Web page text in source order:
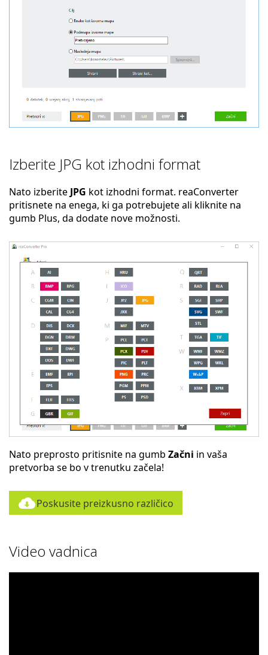
Izberite JPG kot izhodni format
Nato izberite JPG kot izhodni format. reaConverter
pritisnete na enega, ki ga potrebujete ali kliknite na
gumb Plus, da dodate nove možnosti.
Nato preprosto pritisnite na gumb Začni in vaša
pretvorba se bo v trenutku začela!
Poskusite preizkusno različico
Video vadnica